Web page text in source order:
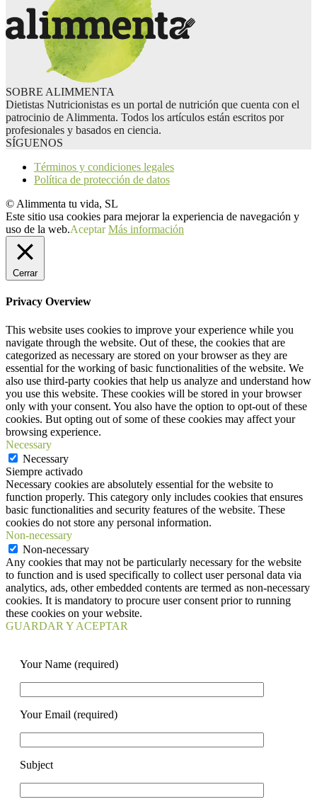
SOBRE ALIMMENTA
Dietistas Nutricionistas es un portal de nutrición que cuenta con el
patrocinio de Alimmenta. Todos los artículos están escritos por
profesionales y basados en ciencia.
SÍGUENOS
Términos y condiciones legales
Política de protección de datos
© Alimmenta tu vida, SL
Este sitio usa cookies para mejorar la experiencia de navegación y
uso de la web.Aceptar Más información
Cerrar
Privacy Overview
This website uses cookies to improve your experience while you
navigate through the website. Out of these, the cookies that are
categorized as necessary are stored on your browser as they are
essential for the working of basic functionalities of the website. We
also use third-party cookies that help us analyze and understand how
you use this website. These cookies will be stored in your browser
only with your consent. You also have the option to opt-out of these
cookies. But opting out of some of these cookies may affect your
browsing experience.
Necessary
Necessary
Siempre activado
Necessary cookies are absolutely essential for the website to
function properly. This category only includes cookies that ensures
basic functionalities and security features of the website. These
cookies do not store any personal information.
Non-necessary
Non-necessary
Any cookies that may not be particularly necessary for the website
to function and is used specifically to collect user personal data via
analytics, ads, other embedded contents are termed as non-necessary
cookies. It is mandatory to procure user consent prior to running
these cookies on your website.
GUARDAR Y ACEPTAR
Your Name (required)
Your Email (required)
Subject